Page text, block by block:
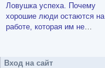
Ловушка успеха. Почему
хорошие люди остаются на
работе, которая им не
Вход на сайт